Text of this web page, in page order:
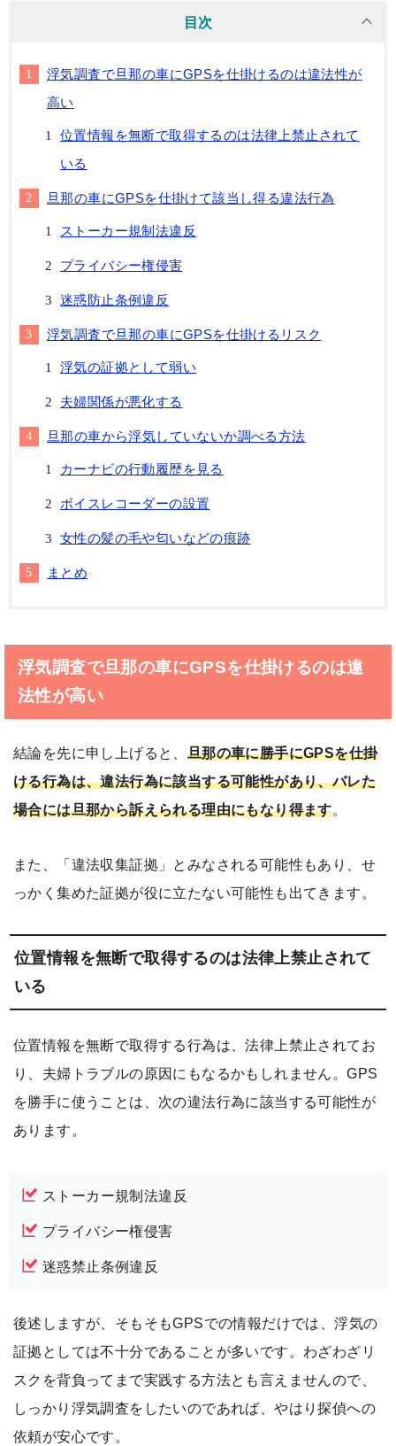
目次
浮気調査で旦那の車にGPSを仕掛けるのは違法性が
高い
位置情報を無断で取得するのは法律上禁止されて
いる
旦那の車にGPSを仕掛けて該当し得る違法行為
ストーカー規制法違反
プライバシー権侵害
迷惑防止条例違反
浮気調査で旦那の車にGPSを仕掛けるリスク
浮気の証拠として弱い
夫婦関係が悪化する
旦那の車から浮気していないか調べる方法
カーナビの行動履歴を見る
ボイスレコーダーの設置
女性の髪の毛や匂いなどの痕跡
まとめ
浮気調査で旦那の車にGPSを仕掛けるのは違
法性が高い
結論を先に申し上げると、 旦那の車に勝手にGPSを仕掛
ける行為は、違法行為に該当する可能性があり、バレた
場合には旦那から訴えられる理由にもなり得ます。
また、「違法収集証拠」とみなされる可能性もあり、せ
っかく集めた証拠が役に立たない可能性も出てきます。
位置情報を無断で取得するのは法律上禁止されて
いる
位置情報を無断で取得する行為は、法律上禁止されてお
り、夫婦トラブルの原因にもなるかもしれません。GPS
を勝手に使うことは、次の違法行為に該当する可能性が
あります。
ストーカー規制法違反
プライバシー権侵害
迷惑禁止条例違反
後述しますが、そもそもGPSでの情報だけでは、浮気の
証拠としては不十分であることが多いです。わざわざリ
スクを背負ってまで実践する方法とも言えませんので、
しっかり浮気調査をしたいのであれば、やはり探偵への
依頼が安心です。